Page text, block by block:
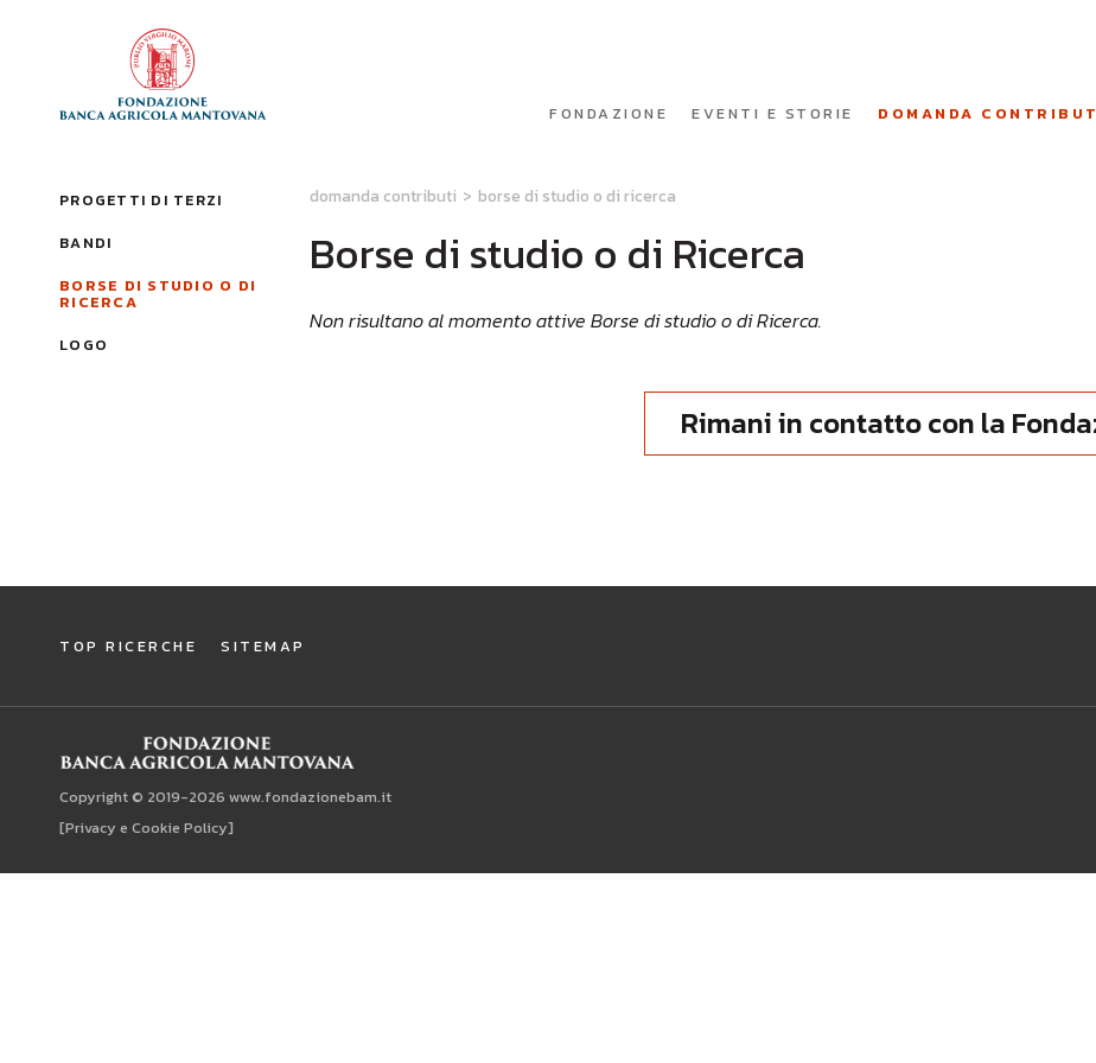
FONDAZIONE EVENTI E STORIE DOMANDA
PROGETTI DI TERZI
BANDI
BORSE DI STUDIO O DI
RICERCA
LOGO
domanda contributi > borse di studio o di ricerca
Borse di studio o di Ricerca
Non risultano al momento attive Borse di studio o di Ricerca.
Rimani in contatto con la
TOP RICERCHE SITEMAP
Copyright © 2019-2026 www.fondazionebam.it
[Privacy e Cookie Policy]